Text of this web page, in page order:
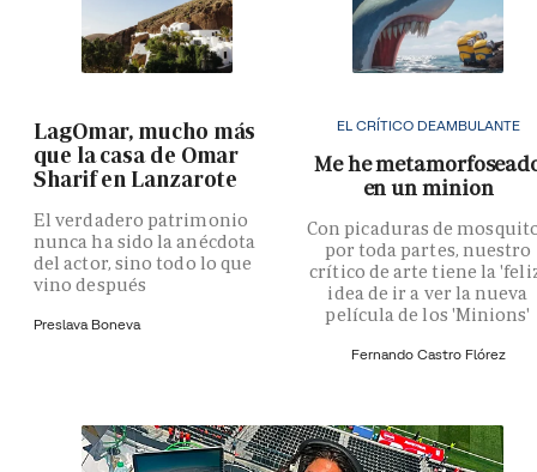
LagOmar, mucho más
que la casa de Omar
Sharif en Lanzarote
El verdadero patrimonio
nunca ha sido la anécdota
del actor, sino todo lo que
vino después
Preslava Boneva
EL CRÍTICO DEAMBULANTE
Me he
en un minion
Con picaduras de
por toda partes, nuestro
crítico de arte tiene la
idea de ir a ver la nueva
película de los 'Minions'
Fernando Castro Flórez